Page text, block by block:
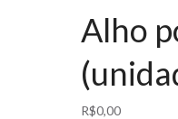
Alho
R$0,00